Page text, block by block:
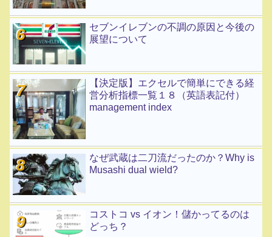
セブンイレブンの不調の原因と今後の
展望について
【決定版】エクセルで簡単にできる経
営分析指標一覧１８（英語表記付）
management index
なぜ武蔵は二刀流だったのか？Why is
Musashi dual wield?
コストコ vs イオン！儲かってるのは
どっち？